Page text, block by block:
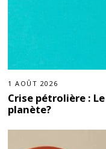
1 AOÛT 2026
Crise pétrolière :
planète?